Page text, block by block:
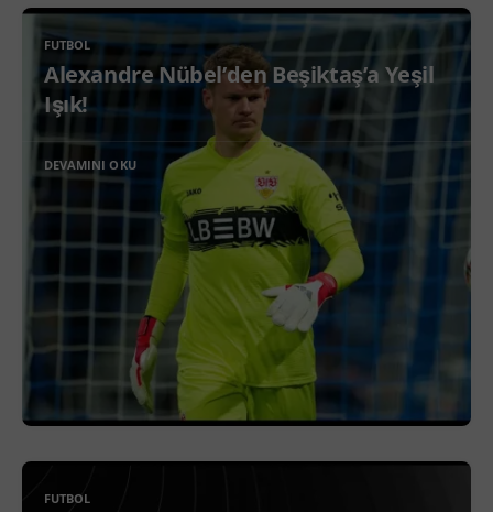
FUTBOL
Alexandre Nübel’den Beşiktaş’a Yeşil
Işık!
DEVAMINI OKU
FUTBOL